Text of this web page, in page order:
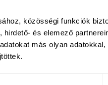
közösségi funkciók
és elemező
más olyan